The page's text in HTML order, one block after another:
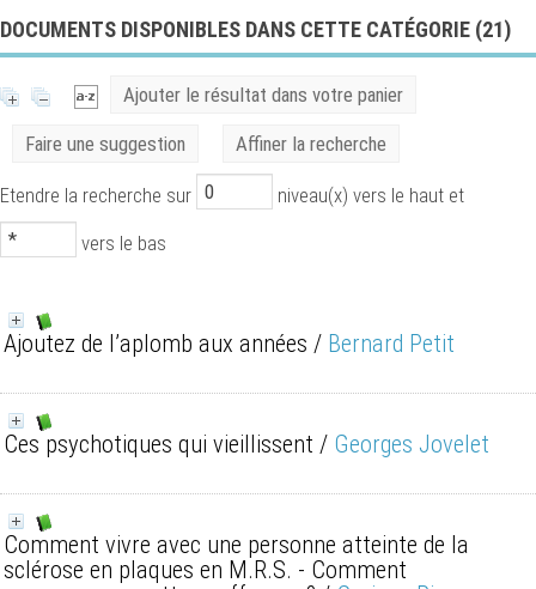
DOCUMENTS DISPONIBLES DANS CETTE CATÉGORIE (21)
Ajouter le résultat dans votre panier
Faire une suggestion Affiner la recherche
Etendre la recherche sur
niveau(x) vers le haut et
vers le bas
Ajoutez de l’aplomb aux années / Bernard Petit
Ces psychotiques qui vieillissent / Georges Jovelet
Comment vivre avec une personne atteinte de la
sclérose en plaques en M.R.S. - Comment